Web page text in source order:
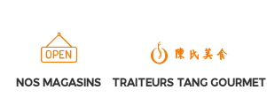
NOS MAGASINS TRAITEURS TANG GOURMET